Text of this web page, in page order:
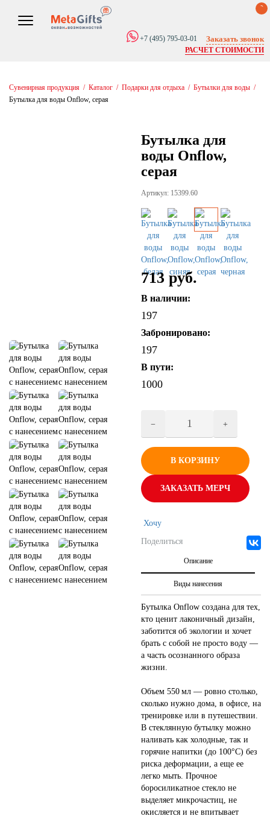
0
+7 (495) 795-03-01 Заказать звонок
РАСЧЕТ СТОИМОСТИ
Сувенирная продукция / Каталог / Подарки для отдыха / Бутылки для воды /
Бутылка для воды Onflow, серая
Бутылка для
воды Onflow,
серая
Артикул: 15399.60
713 руб.
В наличии:
197
Забронировано:
197
В пути:
1000
В КОРЗИНУ
ЗАКАЗАТЬ МЕРЧ
Хочу
Поделиться
Описание
Виды нанесения
Бутылка Onflow создана для тех,
кто ценит лаконичный дизайн,
заботится об экологии и хочет
брать с собой не просто воду —
а часть осознанного образа
жизни.
Объем 550 мл — ровно столько,
сколько нужно дома, в офисе, на
тренировке или в путешествии.
В стеклянную бутылку можно
наливать как холодные, так и
горячие напитки (до 100°C) без
риска деформации, а еще ее
легко мыть. Прочное
боросиликатное стекло не
выделяет микрочастиц, не
окисляется и не впитывает